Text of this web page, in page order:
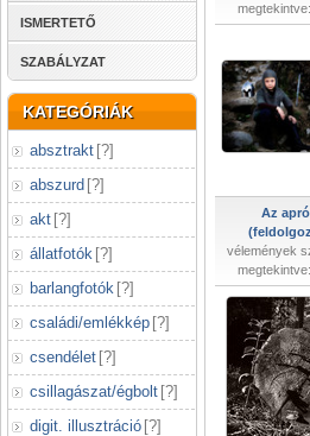
ISMERTETŐ
SZABÁLYZAT
KATEGÓRIÁK
absztrakt [?]
abszurd [?]
akt [?]
állatfotók [?]
barlangfotók [?]
családi/emlékkép [?]
csendélet [?]
csillagászat/égbolt [?]
digit. illusztráció [?]
Az
vélemények